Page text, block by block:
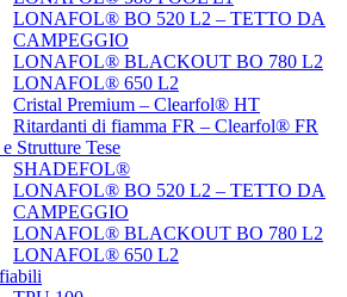
LONAFOL® BO 520 L2 – TETTO DA
CAMPEGGIO
LONAFOL® BLACKOUT BO 780 L2
LONAFOL® 650 L2
Cristal Premium – Clearfol® HT
Ritardanti di fiamma FR – Clearfol® FR
Strutture Tese
SHADEFOL®
LONAFOL® BO 520 L2 – TETTO DA
CAMPEGGIO
LONAFOL® BLACKOUT BO 780 L2
LONAFOL® 650 L2